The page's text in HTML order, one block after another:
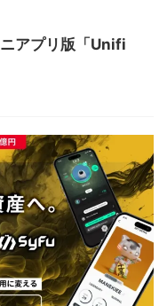
アプリ版「Unifi